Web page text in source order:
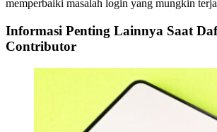
memperbaiki masalah login yang mungkin
Informasi Penting Lainnya Saat D
Contributor